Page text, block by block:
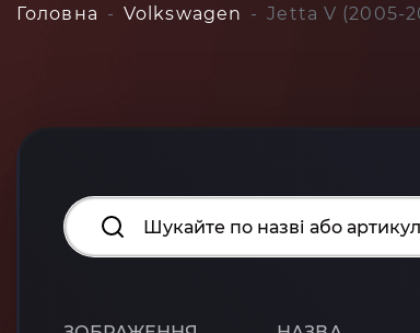
Головна Volkswagen Jetta V (2005-